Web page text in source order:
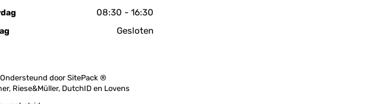
08:30 - 16:30
Gesloten
doorSitePack ®
Riese&Müller, DutchID en Lovens